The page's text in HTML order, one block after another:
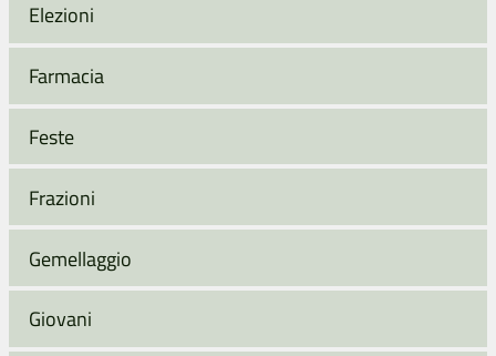
Elezioni
Farmacia
Feste
Frazioni
Gemellaggio
Giovani